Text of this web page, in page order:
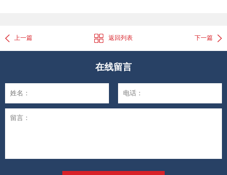
上一篇 返回列表 下一篇
在线留言